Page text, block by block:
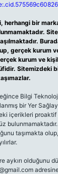
herhangi bir
gerçek kurum
kurum ve
Sitemizdeki
Bilgi
bir Yer
içerikleri
taşımakta
aykırı olduğunu